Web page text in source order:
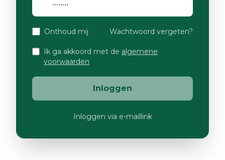
Onthoud mij Wachtwoord vergeten?
Ik ga akkoord met de algemene
voorwaarden
Inloggen
Inloggen via e-maillink